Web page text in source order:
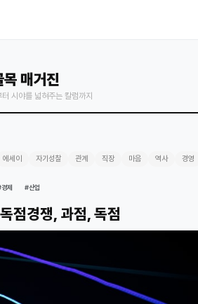
목 매거진
시야를 넓혀주는 칼럼까지
에세이 자기성찰 관계 직장 마음 역사 경영
제 #산업
점경쟁, 과점, 독점